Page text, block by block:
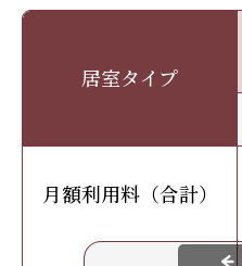
居室タイプ
月額利用料（合計）